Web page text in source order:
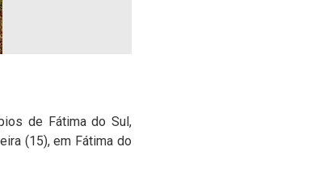
de Fátima do Sul,
(15), em Fátima do